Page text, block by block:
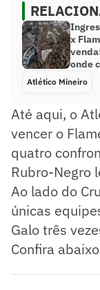
x
onde
Atlético Mineiro
Até aqui, o
vencer o
quatro
Rubro-Negro
Ao lado do
únicas
Galo três
Confira